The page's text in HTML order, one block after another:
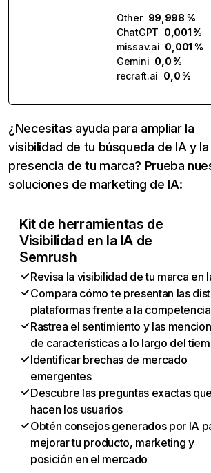
Other 99,998 %
ChatGPT 0,001 %
missav.ai 0,001 %
Gemini 0,0 %
recraft.ai 0,0 %
¿Necesitas ayuda para ampliar la
visibilidad de tu búsqueda de IA y la
presencia de tu marca? Prueba
soluciones de marketing de IA:
Kit de herramientas de
Visibilidad en la IA de
Semrush
Revisa la visibilidad de tu marca en
Compara cómo te presentan las
plataformas frente a la competencia
Rastrea el sentimiento y las
de características a lo largo del
Identificar brechas de mercado
emergentes
Descubre las preguntas exactas
hacen los usuarios
Obtén consejos generados por IA
mejorar tu producto, marketing y
posición en el mercado